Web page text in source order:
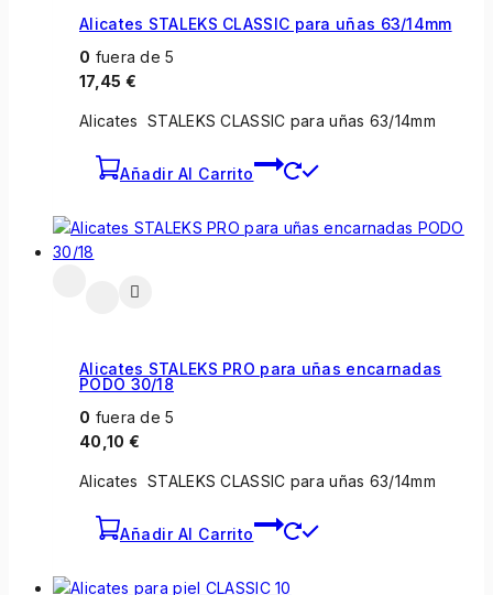
Alicates STALEKS CLASSIC para uñas 63/14mm
0 fuera de 5
17,45 €
Alicates STALEKS CLASSIC para uñas 63/14mm
Añadir Al Carrito
Alicates STALEKS PRO para uñas encarnadas
PODO 30/18
0 fuera de 5
40,10 €
Alicates STALEKS CLASSIC para uñas 63/14mm
Añadir Al Carrito